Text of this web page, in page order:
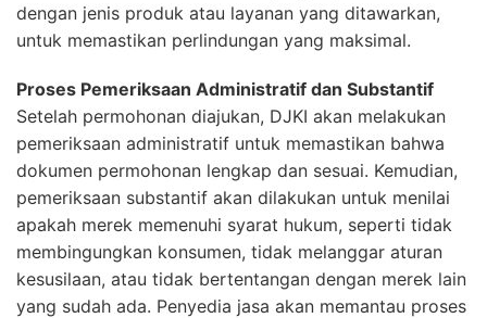
dengan jenis produk atau layanan yang ditawarkan,
untuk memastikan perlindungan yang maksimal.
Proses Pemeriksaan Administratif dan Substantif
Setelah permohonan diajukan, DJKI akan melakukan
pemeriksaan administratif untuk memastikan bahwa
dokumen permohonan lengkap dan sesuai. Kemudian,
pemeriksaan substantif akan dilakukan untuk menilai
apakah merek memenuhi syarat hukum, seperti tidak
membingungkan konsumen, tidak melanggar aturan
kesusilaan, atau tidak bertentangan dengan merek lain
yang sudah ada. Penyedia jasa akan memantau proses